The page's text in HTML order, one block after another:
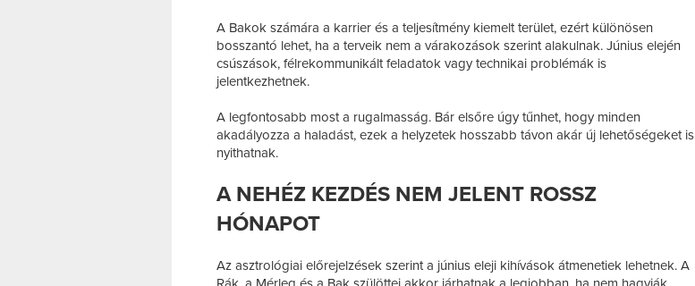
A Bakok számára a karrier és a teljesítmény kiemelt terület, ezért különösen
bosszantó lehet, ha a terveik nem a várakozások szerint alakulnak. Június elején
csúszások, félrekommunikált feladatok vagy technikai problémák is
jelentkezhetnek.
A legfontosabb most a rugalmasság. Bár elsőre úgy tűnhet, hogy minden
akadályozza a haladást, ezek a helyzetek hosszabb távon akár új lehetőségeket is
nyithatnak.
A NEHÉZ KEZDÉS NEM JELENT ROSSZ
HÓNAPOT
Az asztrológiai előrejelzések szerint a június eleji kihívások átmenetiek lehetnek. A